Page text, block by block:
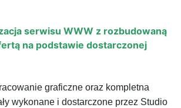
serwisu WWW z rozbudowaną
na podstawie dostarczonej
graficzne oraz kompletna
wykonane i dostarczone przez Studio